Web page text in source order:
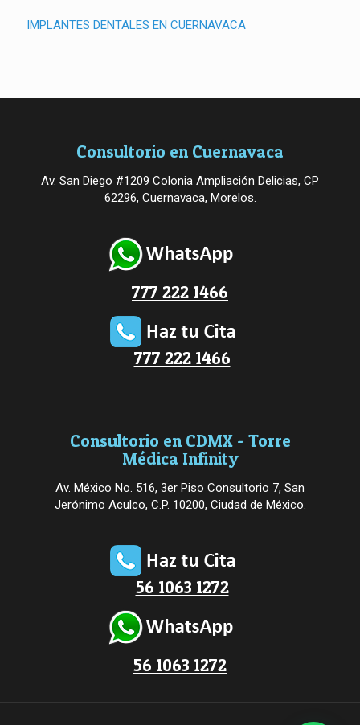
IMPLANTES DENTALES EN CUERNAVACA
Consultorio en Cuernavaca
Av. San Diego #1209 Colonia Ampliación Delicias, CP
62296, Cuernavaca, Morelos.
777 222 1466
777 222 1466
Consultorio en CDMX - Torre
Médica Infinity
Av. México No. 516, 3er Piso Consultorio 7, San
Jerónimo Aculco, C.P. 10200, Ciudad de México.
56 1063 1272
56 1063 1272